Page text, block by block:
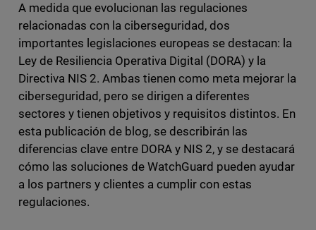
A medida que evolucionan las regulaciones
relacionadas con la ciberseguridad, dos
importantes legislaciones europeas se destacan: la
Ley de Resiliencia Operativa Digital (DORA) y la
Directiva NIS 2. Ambas tienen como meta mejorar la
ciberseguridad, pero se dirigen a diferentes
sectores y tienen objetivos y requisitos distintos. En
esta publicación de blog, se describirán las
diferencias clave entre DORA y NIS 2, y se destacará
cómo las soluciones de WatchGuard pueden ayudar
a los partners y clientes a cumplir con estas
regulaciones.